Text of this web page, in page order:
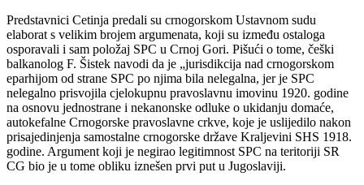
Predstavnici Cetinja predali su crnogorskom Ustavnom sudu
elaborat s velikim brojem argumenata, koji su između ostaloga
osporavali i sam položaj SPC u Crnoj Gori. Pišući o tome, češki
balkanolog F. Šistek navodi da je „jurisdikcija nad crnogorskom
eparhijom od strane SPC po njima bila nelegalna, jer je SPC
nelegalno prisvojila cjelokupnu pravoslavnu imovinu 1920. godine
na osnovu jednostrane i nekanonske odluke o ukidanju domaće,
autokefalne Crnogorske pravoslavne crkve, koje je uslijedilo nakon
prisajedinjenja samostalne crnogorske države Kraljevini SHS 1918.
godine. Argument koji je negirao legitimnost SPC na teritoriji SR
CG bio je u tome obliku iznešen prvi put u Jugoslaviji.